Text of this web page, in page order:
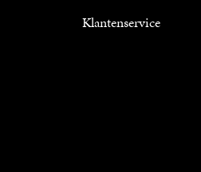
Klantenservice